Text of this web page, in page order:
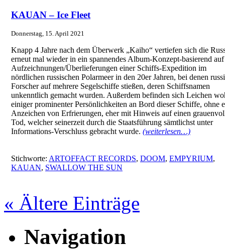
KAUAN – Ice Fleet
Donnerstag, 15. April 2021
Knapp 4 Jahre nach dem Überwerk „Kaiho“ vertiefen sich die
erneut mal wieder in ein spannendes Album-Konzept-basierend auf
Aufzeichnungen/Überlieferungen einer Schiffs-Expedition im
nördlichen russischen Polarmeer in den 20er Jahren, bei denen
Forscher auf mehrere Segelschiffe stießen, deren Schiffsnamen
unkenntlich gemacht wurden. Außerdem befinden sich Leichen
einiger prominenter Persönlichkeiten an Bord dieser Schiffe, ohne
Anzeichen von Erfrierungen, eher mit Hinweis auf einen
Tod, welcher seinerzeit durch die Staatsführung sämtlichst unter
Informations-Verschluss gebracht wurde. (weiterlesen…)
Stichworte: ARTOFFACT RECORDS, DOOM, EMPYRIUM,
KAUAN, SWALLOW THE SUN
« Ältere Einträge
Navigation